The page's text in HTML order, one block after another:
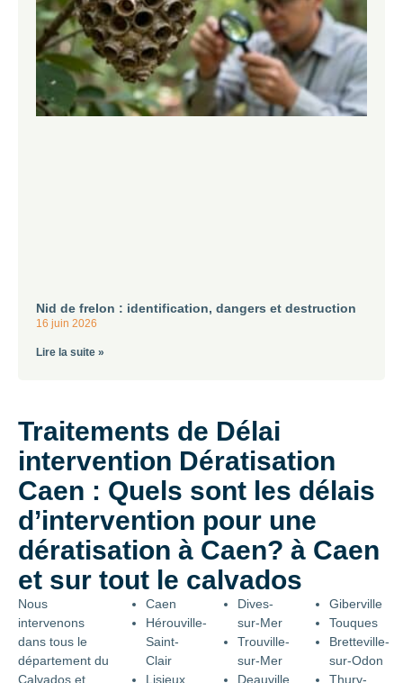
Nid de frelon : identification, dangers et destruction
16 juin 2026
Lire la suite »
Traitements de Délai
intervention Dératisation
Caen : Quels sont les délais
d’intervention pour une
dératisation à Caen? à Caen
et sur tout le calvados
Nous
intervenons
dans tous le
département du
Calvados et
Caen
Hérouville-
Saint-
Clair
Lisieux
Dives-
sur-Mer
Trouville-
sur-Mer
Deauville
Giberville
Touques
Bretteville-
sur-Odon
Thury-